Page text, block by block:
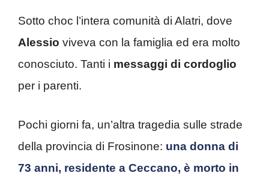
Sotto choc l’intera comunità di Alatri, dove
Alessio viveva con la famiglia ed era molto
conosciuto. Tanti i messaggi di cordoglio
per i parenti.
Pochi giorni fa, un’altra tragedia sulle strade
della provincia di Frosinone: una donna di
73 anni, residente a Ceccano, è morto in